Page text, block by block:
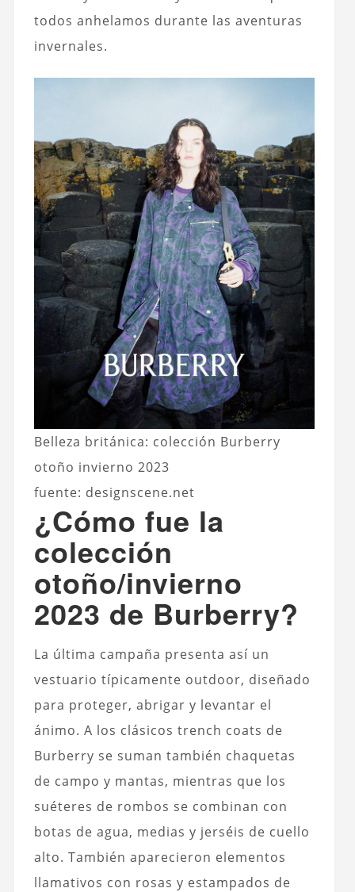
todos anhelamos durante las aventuras
invernales.
Belleza británica: colección Burberry
otoño invierno 2023
fuente: designscene.net
¿Cómo fue la
colección
otoño/invierno
2023 de Burberry?
La última campaña presenta así un
vestuario típicamente outdoor, diseñado
para proteger, abrigar y levantar el
ánimo. A los clásicos trench coats de
Burberry se suman también chaquetas
de campo y mantas, mientras que los
suéteres de rombos se combinan con
botas de agua, medias y jerséis de cuello
alto. También aparecieron elementos
llamativos con rosas y estampados de